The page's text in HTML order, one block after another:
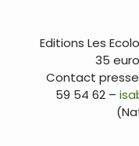
Editions Les
35
Contact presse
59 54 62 –